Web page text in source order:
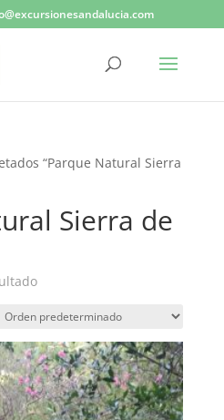
“Parque Natural Sierra
Sierra de